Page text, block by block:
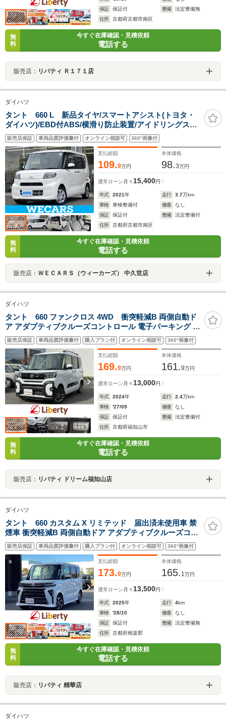
保証
保証付 整備
法定整備無
住所
京都府京都市南区
無
料
今すぐ在庫確認・見積依頼
電話する
販売店： リバティ Ｒ１７１店
ダイハツ
タント 660 L 新品タイヤ/スマートアシスト(トヨタ・
ダイハツ)/EBD付ABS/横滑り防止装置/アイドリングスト
ップ/エアバッグ 運転席/エアバッグ 助手席/エアバッグ サ
イド/パワーウインドウ
販売店保証 車両品質評価書付 オンライン相談可 360°画像付
支払総額
109.9万円
本体価格
98.3万円
通常ローン 月々15,400円
年式 2021年 走行 3.7万km
車検
車検整備付 修復
なし
保証
保証付 整備
法定整備付
住所
京都府京都市南区
無
料
今すぐ在庫確認・見積依頼
電話する
販売店： ＷＥＣＡＲＳ（ウィーカーズ） 中久世店
ダイハツ
タント 660 ファンクロス 4WD 衝突軽減B 両側自動ド
ア アダプティブクルーズコントロール 電子パーキング 前
席シートヒーター LEDヘッドライト フォグライト スマー
トキー プッシュスタート アイドリングストップ 純正アル
ミホイール
販売店保証 車両品質評価書付 購入プラン付 オンライン相談可 360°画像付
支払総額
169.9万円
本体価格
161.9万円
通常ローン 月々 13,000円
年式 2024年 走行 2.4万km
車検
'27/09 修復
なし
保証
保証付 整備
法定整備付
住所
京都府福知山市
無
料
今すぐ在庫確認・見積依頼
電話する
販売店： リバティ ドリーム福知山店
ダイハツ
タント 660 カスタム X リミテッド 届出済未使用車 禁
煙車 衝突軽減B 両側自動ドア アダプティブクルーズコン
トロール 電子パーキング 前席シートヒーター LEDヘッド
ライト スマートキー プッシュスタート アイドリングスト
ップ 純正アルミホイール
販売店保証 車両品質評価書付 購入プラン付 オンライン相談可 360°画像付
支払総額
173.9万円
本体価格
165. 1万円
通常ローン 月々 13,500円
年式 2025年 走行 4km
車検
'28/10 修復
なし
保証
保証付 整備
法定整備無
住所
京都府相楽郡
無
料
今すぐ在庫確認・見積依頼
電話する
販売店： リバティ 精華店
ダイハツ